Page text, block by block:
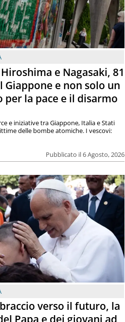
e Nagasaki, 81
Giappone e non solo un
per la pace e il disarmo
Pubblicato il 6 Agosto, 2026
e iniziative tra Giappone, Italia e Stati
delle bombe atomiche. I vescovi:
verso il futuro, la
Papa e dei giovani ad